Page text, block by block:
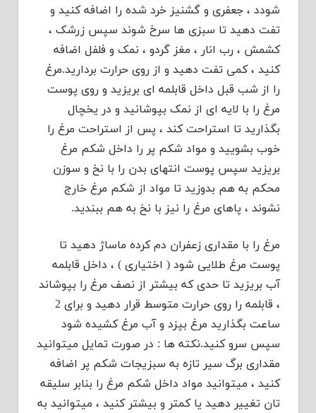
شودد ، جعفری و گشنیز خرد شده را اضافه کنید و
تفت دهید تا سبزی ها سرخ شوند سپس زرشک ،
کشمش ، رب انار ، مغز گردو ، نمک و فلفل اضافه
کنید ، کمی تفت دهید و از روی حرارت بردارید.مرغ
را از شب قبل داخل قابلمه ای بریزید و روی پوست
مرغ را با لایه ای از نمک بپوشانید و در یخچال
بگذارید تا استراحت کند ، پس از استراحت مرغ را
خوب بشویید و مواد شکم پر را داخل شکم مرغ
بریزید سپس پوست انتهای بدن را با نخ و سوزن
محکم به هم بدوزید تا مواد از شکم مرغ خارج
نشوند ، پاهای مرغ را نیز با نخ به هم ببندید.
مرغ را با مقداری زعفران دم کرده ماساژ دهید تا
پوست مرغ طلایی شود ( اختیاری ) ، داخل قابلمه
آب بریزید تا حدی که بیشتر از نصف مرغ را بپوشاند
، قابلمه را روی حرارت متوسط قرار دهید و برای 2
ساعت بگذارید مرغ بپزد و آب مرغ کشیده شود
سپس سرو کنید.نکته ها : در صورت تمایل میتوانید
مقداری برگ سیر تازه به سبزیجات شکم پر اضافه
کنید ، میتوانید مواد داخل شکم مرغ را بنابر سلیقه
تان تغییر دهید یا کمتر و بیشتر کنید ، میتوانید به